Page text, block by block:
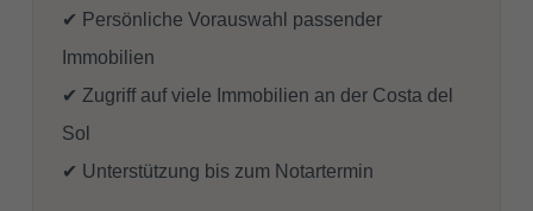
✔ Persönliche Vorauswahl passender
Immobilien
✔ Zugriff auf viele Immobilien an der Costa del
Sol
✔ Unterstützung bis zum Notartermin